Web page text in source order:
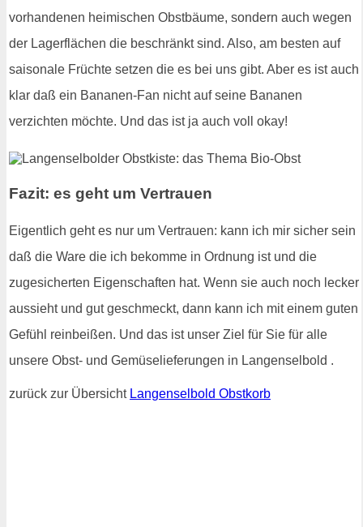
vorhandenen heimischen Obstbäume, sondern auch wegen
der Lagerflächen die beschränkt sind. Also, am besten auf
saisonale Früchte setzen die es bei uns gibt. Aber es ist auch
klar daß ein Bananen-Fan nicht auf seine Bananen
verzichten möchte. Und das ist ja auch voll okay!
Fazit: es geht um Vertrauen
Eigentlich geht es nur um Vertrauen: kann ich mir sicher sein
daß die Ware die ich bekomme in Ordnung ist und die
zugesicherten Eigenschaften hat. Wenn sie auch noch lecker
aussieht und gut geschmeckt, dann kann ich mit einem guten
Gefühl reinbeißen. Und das ist unser Ziel für Sie für alle
unsere Obst- und Gemüselieferungen in Langenselbold .
zurück zur Übersicht Langenselbold Obstkorb